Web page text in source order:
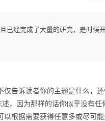
已经完成了大量的研究，是时候
诉读者你的主题是什么，还
，因为那样的话你似乎没有任
根据需要获得任意多或尽可